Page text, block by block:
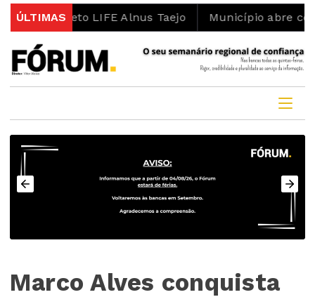
ÚLTIMASLIFE Alnus Taejo Município abre concurso
Marco Alves conquista